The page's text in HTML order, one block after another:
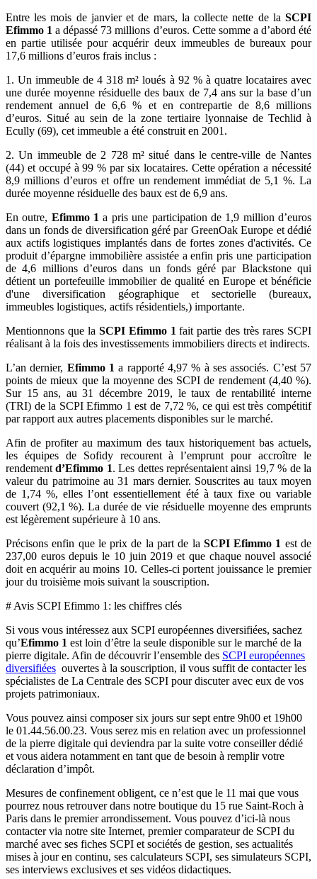
Entre les mois de janvier et de mars, la collecte nette de la SCPI
Efimmo 1 a dépassé 73 millions d’euros. Cette somme a d’abord été
en partie utilisée pour acquérir deux immeubles de bureaux pour
17,6 millions d’euros frais inclus :
1. Un immeuble de 4 318 m² loués à 92 % à quatre locataires avec
une durée moyenne résiduelle des baux de 7,4 ans sur la base d’un
rendement annuel de 6,6 % et en contrepartie de 8,6 millions
d’euros. Situé au sein de la zone tertiaire lyonnaise de Techlid à
Ecully (69), cet immeuble a été construit en 2001.
2. Un immeuble de 2 728 m² situé dans le centre-ville de Nantes
(44) et occupé à 99 % par six locataires. Cette opération a nécessité
8,9 millions d’euros et offre un rendement immédiat de 5,1 %. La
durée moyenne résiduelle des baux est de 6,9 ans.
En outre, Efimmo 1 a pris une participation de 1,9 million d’euros
dans un fonds de diversification géré par GreenOak Europe et dédié
aux actifs logistiques implantés dans de fortes zones d'activités. Ce
produit d’épargne immobilière assistée a enfin pris une participation
de 4,6 millions d’euros dans un fonds géré par Blackstone qui
détient un portefeuille immobilier de qualité en Europe et bénéficie
d'une diversification géographique et sectorielle (bureaux,
immeubles logistiques, actifs résidentiels,) importante.
Mentionnons que la SCPI Efimmo 1 fait partie des très rares SCPI
réalisant à la fois des investissements immobiliers directs et indirects.
L’an dernier, Efimmo 1 a rapporté 4,97 % à ses associés. C’est 57
points de mieux que la moyenne des SCPI de rendement (4,40 %).
Sur 15 ans, au 31 décembre 2019, le taux de rentabilité interne
(TRI) de la SCPI Efimmo 1 est de 7,72 %, ce qui est très compétitif
par rapport aux autres placements disponibles sur le marché.
Afin de profiter au maximum des taux historiquement bas actuels,
les équipes de Sofidy recourent à l’emprunt pour accroître le
rendementd’Efimmo 1. Les dettes représentaient ainsi 19,7 % de la
valeur du patrimoine au 31 mars dernier. Souscrites au taux moyen
de 1,74 %, elles l’ont essentiellement été à taux fixe ou variable
couvert (92,1 %). La durée de vie résiduelle moyenne des emprunts
est légèrement supérieure à 10 ans.
Précisons enfin que le prix de la part de la SCPI Efimmo 1 est de
237,00 euros depuis le 10 juin 2019 et que chaque nouvel associé
doit en acquérir au moins 10. Celles-ci portent jouissance le premier
jour du troisième mois suivant la souscription.
# Avis SCPI Efimmo 1: les chiffres clés
Si vous vous intéressez aux SCPI européennes diversifiées, sachez
qu’Efimmo 1 est loin d’être la seule disponible sur le marché de la
pierre digitale. Afin de découvrir l’ensemble des SCPI européennes
diversifiées ouvertes à la souscription, il vous suffit de contacter les
spécialistes de La Centrale des SCPI pour discuter avec eux de vos
projets patrimoniaux.
Vous pouvez ainsi composer six jours sur sept entre 9h00 et 19h00
le 01.44.56.00.23. Vous serez mis en relation avec un professionnel
de la pierre digitale qui deviendra par la suite votre conseiller dédié
et vous aidera notamment en tant que de besoin à remplir votre
déclaration d’impôt.
Mesures de confinement obligent, ce n’est que le 11 mai que vous
pourrez nous retrouver dans notre boutique du 15 rue Saint-Roch à
Paris dans le premier arrondissement. Vous pouvez d’ici-là nous
contacter via notre site Internet, premier comparateur de SCPI du
marché avec ses fiches SCPI et sociétés de gestion, ses actualités
mises à jour en continu, ses calculateurs SCPI, ses simulateurs SCPI,
ses interviews exclusives et ses vidéos didactiques.